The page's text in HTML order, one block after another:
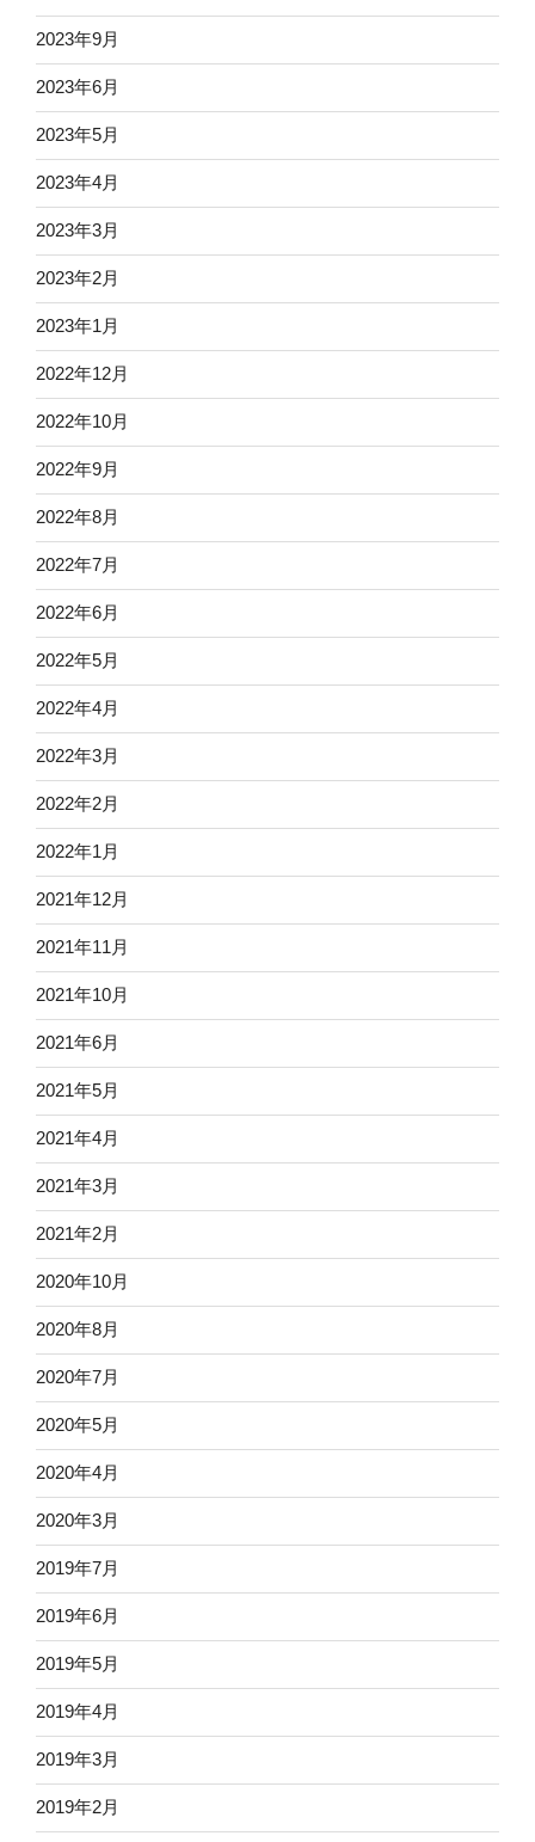
2023年9月
2023年6月
2023年5月
2023年4月
2023年3月
2023年2月
2023年1月
2022年12月
2022年10月
2022年9月
2022年8月
2022年7月
2022年6月
2022年5月
2022年4月
2022年3月
2022年2月
2022年1月
2021年12月
2021年11月
2021年10月
2021年6月
2021年5月
2021年4月
2021年3月
2021年2月
2020年10月
2020年8月
2020年7月
2020年5月
2020年4月
2020年3月
2019年7月
2019年6月
2019年5月
2019年4月
2019年3月
2019年2月